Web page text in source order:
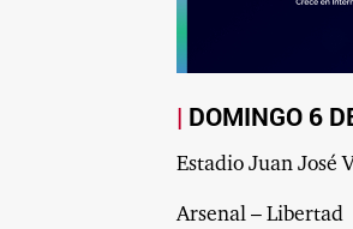
DOMINGO 6
Estadio Juan José
Arsenal – Libertad